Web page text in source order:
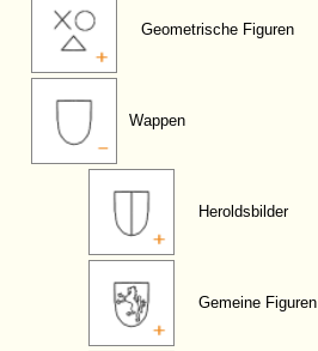
Geometrische Figuren
Wappen
Heroldsbilder
Gemeine Figuren